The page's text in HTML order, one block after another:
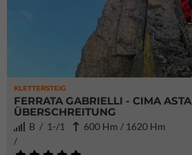
KLETTERSTEIG
FERRATA GABRIELLI - CIMA ASTA
ÜBERSCHREITUNG
B / 1-/1
600 Hm / 1620 Hm
/